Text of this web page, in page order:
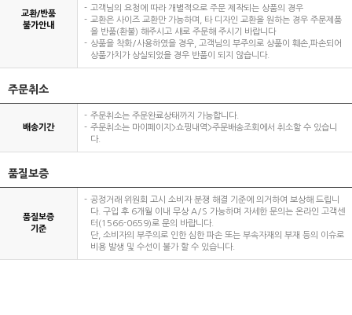
교환/반품
불가안내
고객님의 요청에 따라 개별적으로 주문 제작되는 상품의 경우
교환은 사이즈 교환만 가능하며, 타 디자인 교환을 원하는 경우 주문제품
을 반품(환불) 해주시고 새로 주문해 주시기 바랍니다
상품을 착화/사용하였을 경우, 고객님의 부주의로 상품이 훼손,파손되어
상품가치가 상실되었을 경우 반품이 되지 않습니다.
주문취소
배송기간
주문취소는 주문완료상태까지 가능합니다.
주문취소는 마이페이지>쇼핑내역>주문배송조회에서 취소할 수 있습니
다.
품질보증
품질보증
기준
공정거래 위원회 고시 소비자 분쟁 해결 기준에 의거하여 보상해 드립니
다. 구입 후 6개월 이내 무상 A/S 가능하며 자세한 문의는 온라인 고객센
터(1566-0659)로 문의 바랍니다.
단, 소비자의 부주의로 인한 심한 파손 또는 부속자재의 부재 등의 이슈로
비용 발생 및 수선이 불가 할 수 있습니다.